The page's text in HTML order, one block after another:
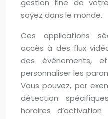
gestion fine de
soyez dans le monde.
Ces applications
accès à des flux
des événements,
personnaliser les
Vous pouvez, par
détection
horaires